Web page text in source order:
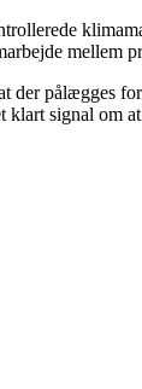
mellem
pålægges
signal om